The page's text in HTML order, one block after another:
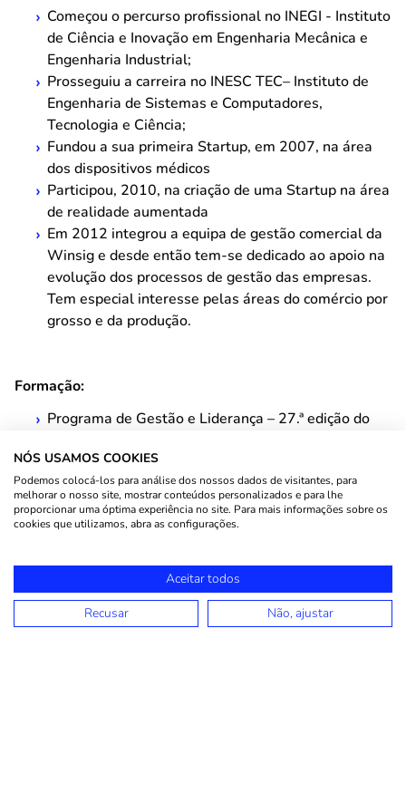
Começou o percurso profissional no INEGI - Instituto
de Ciência e Inovação em Engenharia Mecânica e
Engenharia Industrial;
Prosseguiu a carreira no INESC TEC– Instituto de
Engenharia de Sistemas e Computadores,
Tecnologia e Ciência;
Fundou a sua primeira Startup, em 2007, na área
dos dispositivos médicos
Participou, 2010, na criação de uma Startup na área
de realidade aumentada
Em 2012 integrou a equipa de gestão comercial da
Winsig e desde então tem-se dedicado ao apoio na
evolução dos processos de gestão das empresas.
Tem especial interesse pelas áreas do comércio por
grosso e da produção.
Formação:
Programa de Gestão e Liderança – 27.ª edição do
MBA em Gestão e Negócios pelo IESF - Atlantic
Business School
Mestrado em Inovação e Empreendedorismo
Tecnológico – MIET, pela FEUP
Faculdade de Biotecnologia
Técnica certificada em Cegid PHC Advanced desde
NÓS USAMOS COOKIES
Podemos colocá-los para análise dos nossos dados de visitantes, para
melhorar o nosso site, mostrar conteúdos personalizados e para lhe
proporcionar uma óptima experiência no site. Para mais informações sobre os
cookies que utilizamos, abra as configurações.
Aceitar todos
Recusar
Não, ajustar